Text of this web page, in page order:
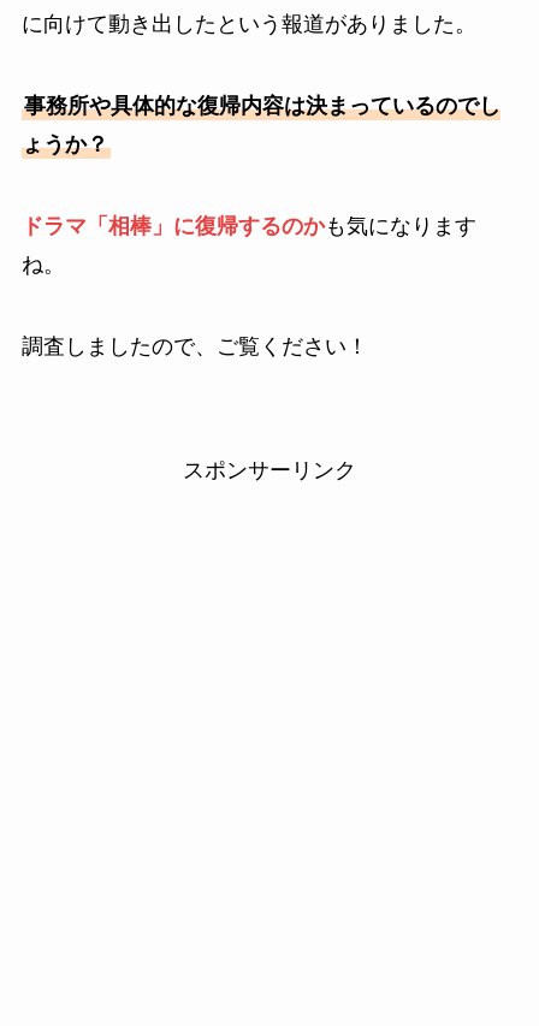
に向けて動き出したという報道がありました。
事務所や具体的な復帰内容は決まっているのでし
ょうか？
ドラマ「相棒」に復帰するのかも気になります
ね。
調査しましたので、ご覧ください！
スポンサーリンク